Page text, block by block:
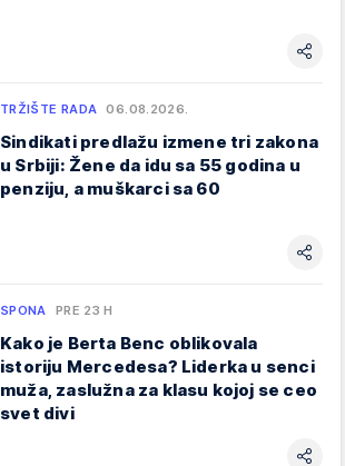
TRŽIŠTE RADA 06.08.2026.
Sindikati predlažu izmene tri zakona
u Srbiji: Žene da idu sa 55 godina u
penziju, a muškarci sa 60
SPONA PRE 23 H
Kako je Berta Benc oblikovala
istoriju Mercedesa? Liderka u senci
muža, zaslužna za klasu kojoj se ceo
svet divi